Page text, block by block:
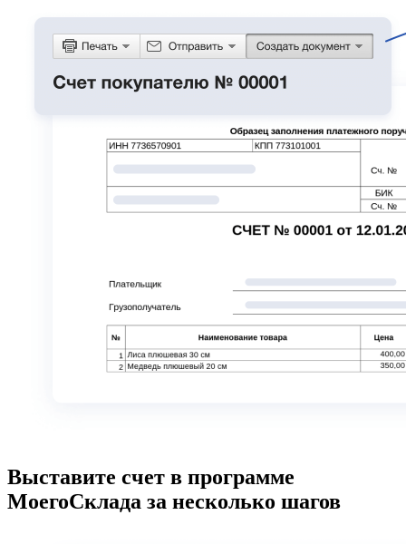
Выставите счет в программе
МоегоСклада за несколько шагов